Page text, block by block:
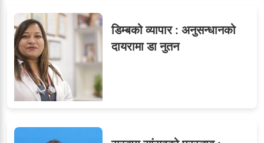
९ओएनएमका नाममा अत्याचार :
सब–इन्जिनियरहरुको गम्भीर
ध्यानाकर्षण
डिम्बको व्यापार : अनुसन्धानको
दायरामा डा नुतन